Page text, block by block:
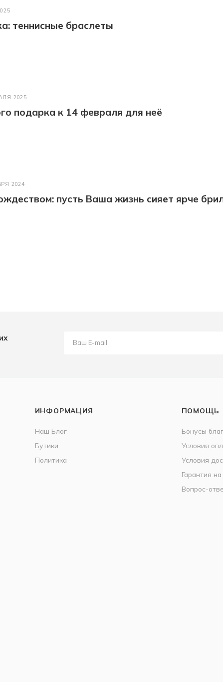
теннисные браслеты
2025
подарка к 14 февраля для неё
2024
пусть Ваша жизнь сияет ярче
ИНФОРМАЦИЯ
Наш Блог
Бутики
Политика
ПОМОЩЬ
Бонусы
Условия
Условия
Гарантия
Вопрос-